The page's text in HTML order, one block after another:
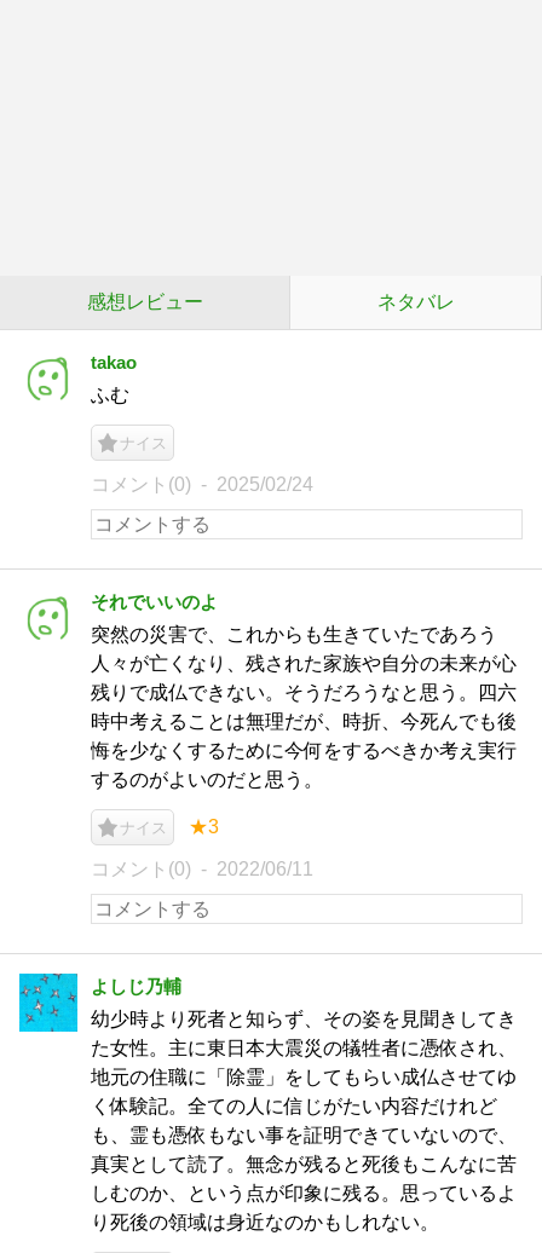
感想レビュー ネタバレ
takao
ふむ
ナイス
コメント(0) 2025/02/24
それでいいのよ
突然の災害で、これからも生きていたであろう
人々が亡くなり、残された家族や自分の未来が心
残りで成仏できない。そうだろうなと思う。四六
時中考えることは無理だが、時折、今死んでも後
悔を少なくするために今何をするべきか考え実行
するのがよいのだと思う。
ナイス ★3
コメント(0) 2022/06/11
よしじ乃輔
幼少時より死者と知らず、その姿を見聞きしてき
た女性。主に東日本大震災の犠牲者に憑依され、
地元の住職に「除霊」をしてもらい成仏させてゆ
く体験記。全ての人に信じがたい内容だけれど
も、霊も憑依もない事を証明できていないので、
真実として読了。無念が残ると死後もこんなに苦
しむのか、という点が印象に残る。思っているよ
り死後の領域は身近なのかもしれない。